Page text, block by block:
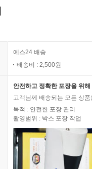
예스24 배송
배송비 : 2,500원
안전하고 정확한 포장을 위
고객님께 배송되는 모든 상
목적 : 안전한 포장 관리
촬영범위 : 박스 포장 작업